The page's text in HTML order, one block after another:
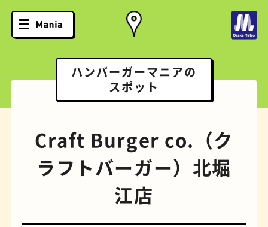
ハンバーガーマニアの
スポット
Craft Burger co.（ク
ラフトバーガー）北堀
江店